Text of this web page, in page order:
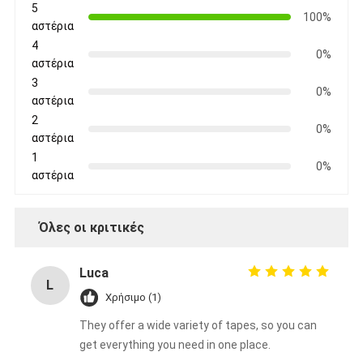
5
αστέρια
100%
4
αστέρια
0%
3
αστέρια
0%
2
αστέρια
0%
1
αστέρια
0%
Όλες οι κριτικές
L
Luca
Χρήσιμο (1)
They offer a wide variety of tapes, so you can
get everything you need in one place.